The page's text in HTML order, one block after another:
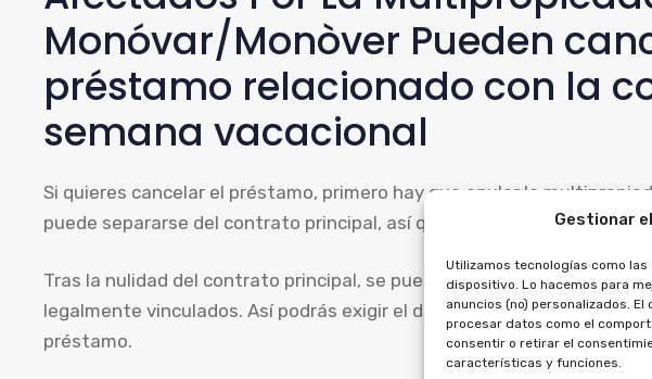
Gestionar
Utilizamos tecnologías como
dispositivo. Lo hacemos para
anuncios (no) personalizados.
procesar datos como el
consentir o retirar el
características y funciones.
Monóvar/Monòver Pueden
préstamo relacionado con la
semana vacacional
Si quieres cancelar el préstamo, primero hay que anular la
puede separarse del contrato principal, así que debe anularse junto
Tras la nulidad del contrato principal, se puede solicitar la anulación
legalmente vinculados. Así podrás exigir el dinero abonado, tanto por
préstamo.